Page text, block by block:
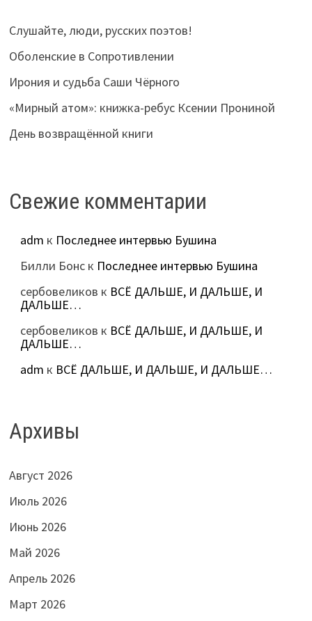
Слушайте, люди, русских поэтов!
Оболенские в Сопротивлении
Ирония и судьба Саши Чёрного
«Мирный атом»: книжка-ребус Ксении Прониной
День возвращённой книги
Свежие комментарии
adm к Последнее интервью Бушина
Билли Бонск Последнее интервью Бушина
сербовеликов к ВСЁ ДАЛЬШЕ, И ДАЛЬШЕ, И
ДАЛЬШЕ…
сербовеликов к ВСЁ ДАЛЬШЕ, И ДАЛЬШЕ, И
ДАЛЬШЕ…
adm к ВСЁ ДАЛЬШЕ, И ДАЛЬШЕ, И ДАЛЬШЕ…
Архивы
Август 2026
Июль 2026
Июнь 2026
Май 2026
Апрель 2026
Март 2026